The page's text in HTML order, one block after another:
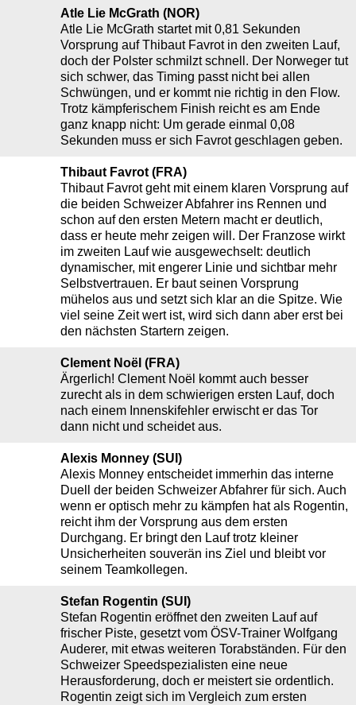
Atle Lie McGrath (NOR)
Atle Lie McGrath startet mit 0,81 Sekunden
Vorsprung auf Thibaut Favrot in den zweiten Lauf,
doch der Polster schmilzt schnell. Der Norweger tut
sich schwer, das Timing passt nicht bei allen
Schwüngen, und er kommt nie richtig in den Flow.
Trotz kämpferischem Finish reicht es am Ende
ganz knapp nicht: Um gerade einmal 0,08
Sekunden muss er sich Favrot geschlagen geben.
Thibaut Favrot (FRA)
Thibaut Favrot geht mit einem klaren Vorsprung auf
die beiden Schweizer Abfahrer ins Rennen und
schon auf den ersten Metern macht er deutlich,
dass er heute mehr zeigen will. Der Franzose wirkt
im zweiten Lauf wie ausgewechselt: deutlich
dynamischer, mit engerer Linie und sichtbar mehr
Selbstvertrauen. Er baut seinen Vorsprung
mühelos aus und setzt sich klar an die Spitze. Wie
viel seine Zeit wert ist, wird sich dann aber erst bei
den nächsten Startern zeigen.
Clement Noël (FRA)
Ärgerlich! Clement Noël kommt auch besser
zurecht als in dem schwierigen ersten Lauf, doch
nach einem Innenskifehler erwischt er das Tor
dann nicht und scheidet aus.
Alexis Monney (SUI)
Alexis Monney entscheidet immerhin das interne
Duell der beiden Schweizer Abfahrer für sich. Auch
wenn er optisch mehr zu kämpfen hat als Rogentin,
reicht ihm der Vorsprung aus dem ersten
Durchgang. Er bringt den Lauf trotz kleiner
Unsicherheiten souverän ins Ziel und bleibt vor
seinem Teamkollegen.
Stefan Rogentin (SUI)
Stefan Rogentin eröffnet den zweiten Lauf auf
frischer Piste, gesetzt vom ÖSV-Trainer Wolfgang
Auderer, mit etwas weiteren Torabständen. Für den
Schweizer Speedspezialisten eine neue
Herausforderung, doch er meistert sie ordentlich.
Rogentin zeigt sich im Vergleich zum ersten